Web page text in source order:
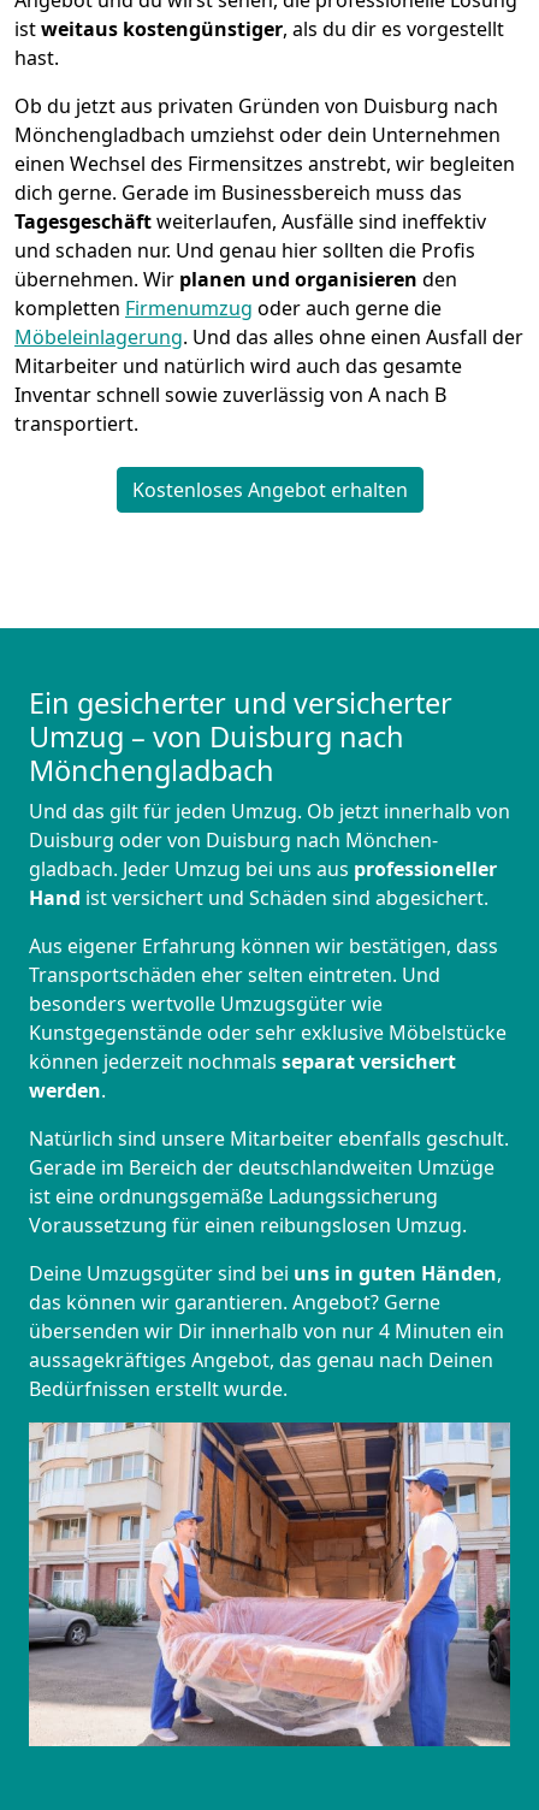
istweitaus kostengünstiger, als du dir es vorgestellt
hast.
Ob du jetzt aus privaten Gründen von Duisburg nach
Mönchen­gladbach umziehst oder dein Unternehmen
einen Wechsel des Firmensitzes anstrebt, wir begleiten
dich gerne. Gerade im Businessbereich muss das
Tagesgeschäftweiterlaufen, Ausfälle sind ineffektiv
und schaden nur. Und genau hier sollten die Profis
übernehmen. Wir planen und organisieren den
kompletten Firmenumzug oder auch gerne die
Möbeleinlagerung. Und das alles ohne einen Ausfall der
Mitarbeiter und natürlich wird auch das gesamte
Inventar schnell sowie zuverlässig von A nach B
transportiert.
Kostenloses Angebot erhalten
Ein gesicherter und versicherter
Umzug – von Duisburg nach
Mönchen­gladbach
Und das gilt für jeden Umzug. Ob jetzt innerhalb von
Duisburg oder von Duisburg nach Mönchen­
gladbach. Jeder Umzug bei uns aus professioneller
Hand ist versichert und Schäden sind abgesichert.
Aus eigener Erfahrung können wir bestätigen, dass
Transportschäden eher selten eintreten. Und
besonders wertvolle Umzugsgüter wie
Kunstgegenstände oder sehr exklusive Möbelstücke
können jederzeit nochmals separat versichert
werden.
Natürlich sind unsere Mitarbeiter ebenfalls geschult.
Gerade im Bereich der deutschlandweiten Umzüge
ist eine ordnungsgemäße Ladungssicherung
Voraussetzung für einen reibungslosen Umzug.
Deine Umzugsgüter sind bei uns in guten Händen,
das können wir garantieren. Angebot? Gerne
übersenden wir Dir innerhalb von nur 4 Minuten ein
aussagekräftiges Angebot, das genau nach Deinen
Bedürfnissen erstellt wurde.